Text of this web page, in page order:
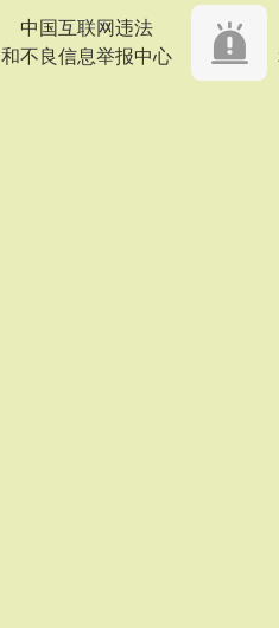
中国互联网违法
和不良信息举报中心